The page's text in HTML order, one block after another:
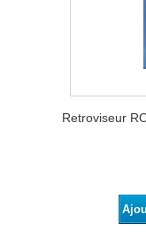
Retroviseur